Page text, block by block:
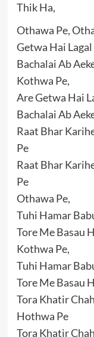
Thik Ha,
Othawa Pe,
Getwa Hai
Bachalai Ab
Kothwa Pe,
Are Getwa Hai
Bachalai Ab
Raat Bhar
Pe
Raat Bhar
Pe
Othawa Pe,
Tuhi Hamar
Tore Me Basau
Kothwa Pe,
Tuhi Hamar
Tore Me Basau
Tora Khatir
Hothwa Pe
Tora Khatir